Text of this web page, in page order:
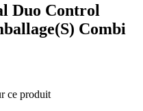
Duo Control
Combi
ce produit